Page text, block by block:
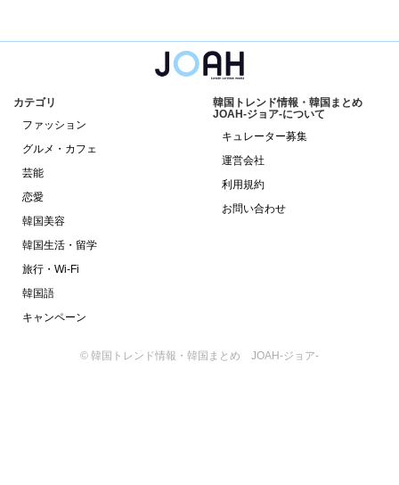
カテゴリ
ファッション
グルメ・カフェ
芸能
恋愛
韓国美容
韓国生活・留学
旅行・Wi-Fi
韓国語
キャンペーン
韓国トレンド情報・韓国まとめ
JOAH-ジョア-について
キュレーター募集
運営会社
利用規約
お問い合わせ
© 韓国トレンド情報・韓国まとめ JOAH-ジョア-